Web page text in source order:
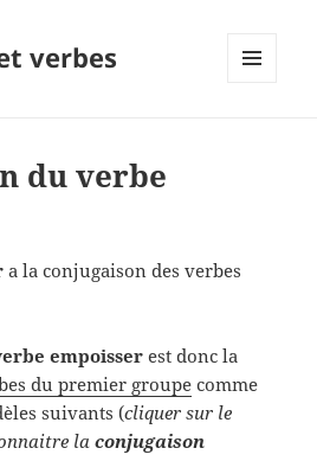
verbes
du verbe
a la conjugaison des verbes
empoisser est donc la
du premier groupe comme
suivants (cliquer sur le
laconjugaison